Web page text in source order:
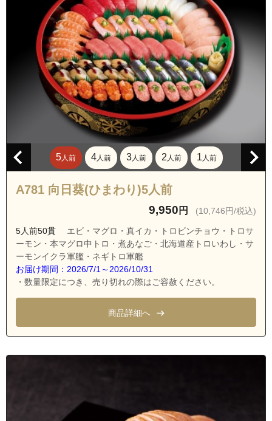
愛知県名古屋市緑区梅里１丁目
愛知県名古屋市緑区梅里２丁目
愛知県名古屋市緑区鳴海町螺貝
愛知県名古屋市緑区久方３丁目
愛知県名古屋市緑区桃山１丁目
愛知県名古屋市緑区桃山２丁目
愛知県名古屋市緑区桃山３丁目
愛知県名古屋市緑区桃山４丁目
愛知県名古屋市緑区黒沢台１丁目
愛知県名古屋市緑区黒沢台２丁目
愛知県名古屋市緑区黒沢台５丁目
愛知県名古屋市緑区鳴海町字神沢
愛知県名古屋市緑区鳴海町字神ノ倉
愛知県名古屋市緑区西神の倉１丁目
愛知県名古屋市緑区西神の倉２丁目
愛知県名古屋市緑区神の倉１丁目
愛知県名古屋市緑区神の倉２丁目
愛知県名古屋市緑区東神の倉１丁目
5人前 4人前 3人前 2 人前 1人前
A781 向日葵(ひまわり)5人前
9,950 円 (10,746円/税込)
5人前50貫
エビ・マグロ・真イカ・トロビンチョウ・トロサ
ーモン・本マグロ中トロ・煮あなご・北海道産トロいわし・サ
ーモンイクラ軍艦・ネギトロ軍艦
お届け期間：2026/7/1～2026/10/31
・数量限定につき、売り切れの際はご容赦ください。
商品詳細へ